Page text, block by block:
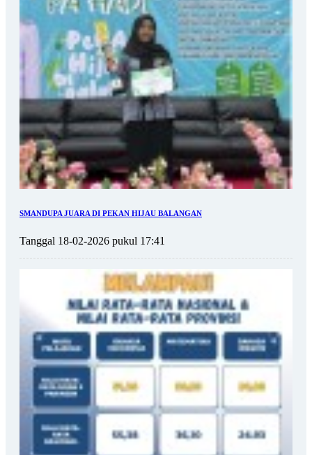
SMANDUPA JUARA DI PEKAN HIJAU BALANGAN
Tanggal 18-02-2026 pukul 17:41